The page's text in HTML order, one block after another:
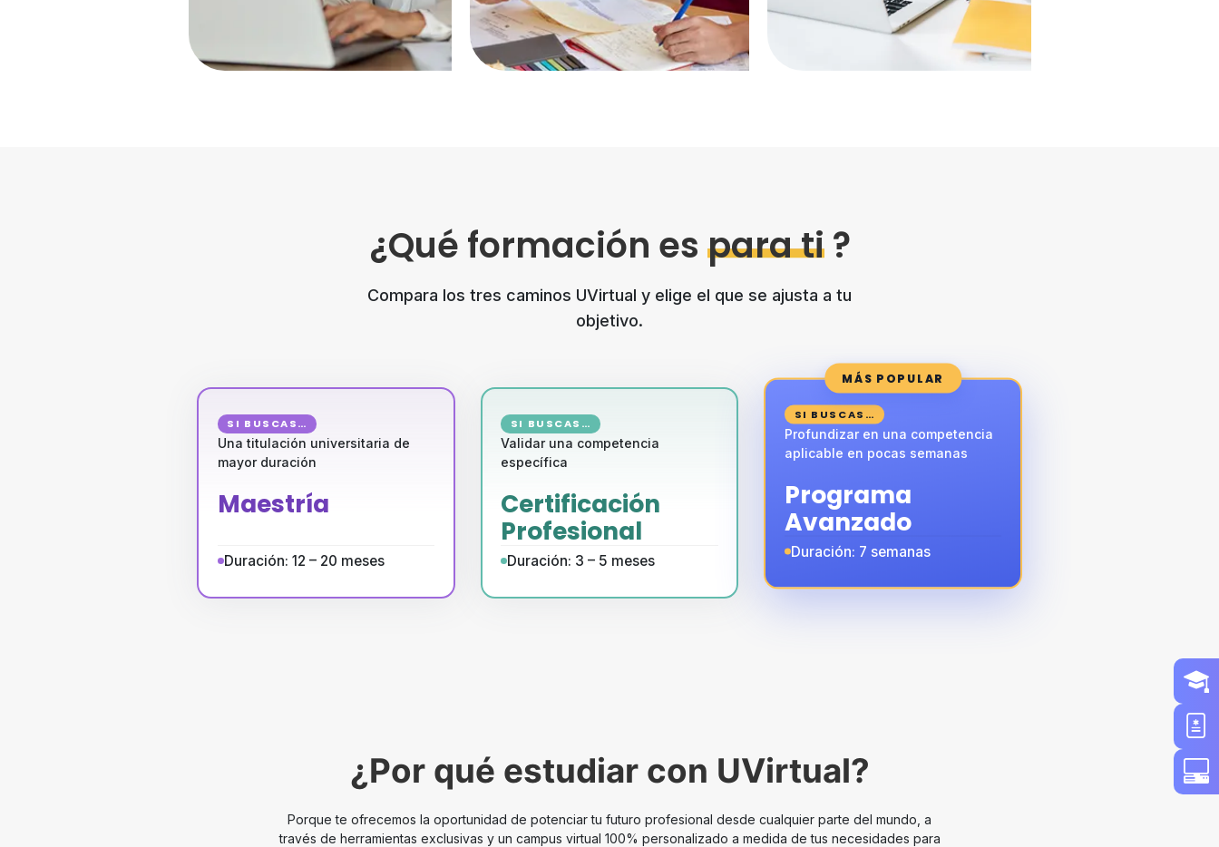
¿Qué formación es para ti?
Compara los tres caminos UVirtual y elige el que se ajusta a tu
objetivo.
SI BUSCAS…
Una titulación universitaria de
mayor duración
Maestría
Duración: 12 – 20 meses
SI BUSCAS…
Validar una competencia
específica
Certificación
Profesional
Duración: 3 – 5 meses
MÁS POPULAR
SI BUSCAS…
Profundizar en una competencia
aplicable en pocas semanas
Programa
Avanzado
Duración: 7 semanas
¿Por qué estudiar con UVirtual?
Porque te ofrecemos la oportunidad de potenciar tu futuro profesional desde cualquier parte del mundo, a
través de herramientas exclusivas y un campus virtual 100% personalizado a medida de tus necesidades para